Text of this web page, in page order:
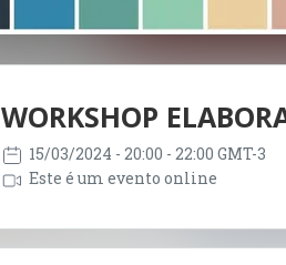
WORKSHOP
15/03/2024 - 20:00 - 22:00 GMT-3
Este é um evento online